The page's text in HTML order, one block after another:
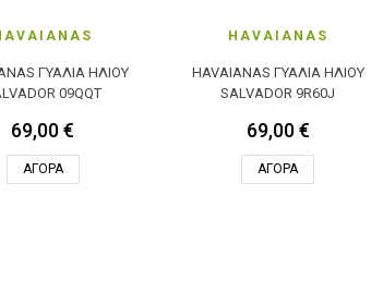
ΓΥΑΛΙΆ ΗΛΊΟΥ
09QQT
69,00 €
ΑΓΟΡΆ
HAVAIANAS
HAVAIANAS ΓΥΑΛΙΆ ΗΛΊΟΥ
SALVADOR 9R60J
69,00 €
ΑΓΟΡΆ